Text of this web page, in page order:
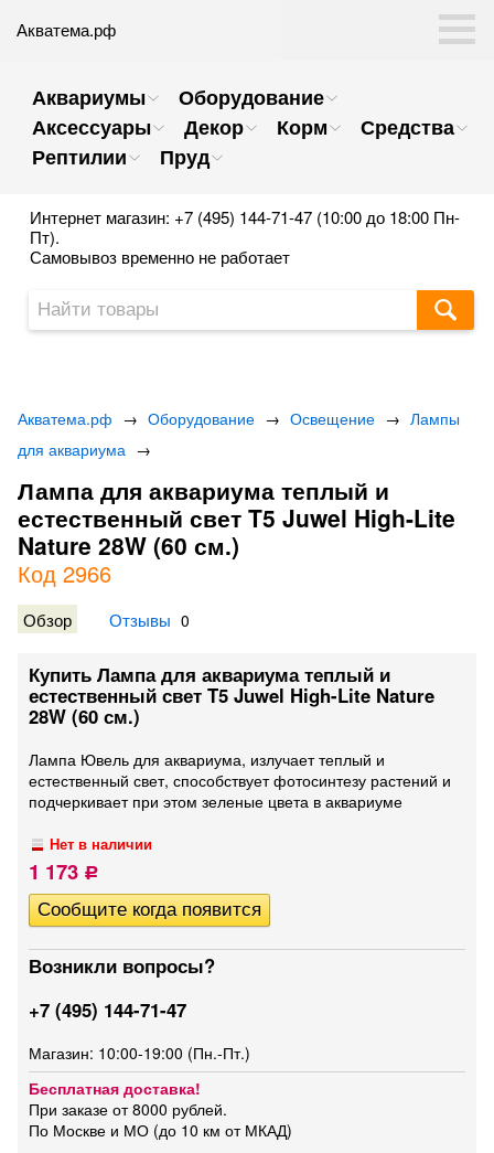
Акватема.рф
Аквариумы
Оборудование
Аксессуары
Декор Корм
Средства
Рептилии
Пруд
Интернет магазин: +7 (495) 144-71-47 (10:00 до 18:00 Пн-
Пт).
Самовывоз временно не работает
Акватема.рф → Оборудование → Освещение → Лампы
для аквариума →
Лампа для аквариума теплый и
естественный свет T5 Juwel High-Lite
Nature 28W (60 см.)
Код 2966
Обзор Отзывы 0
Купить Лампа для аквариума теплый и
естественный свет T5 Juwel High-Lite Nature
28W (60 см.)
Лампа Ювель для аквариума, излучает теплый и
естественный свет, способствует фотосинтезу растений и
подчеркивает при этом зеленые цвета в аквариуме
Нет в наличии
1 173 Р
Возникли вопросы?
+7 (495) 144-71-47
Магазин: 10:00-19:00 (Пн.-Пт.)
Бесплатная доставка!
При заказе от 8000 рублей.
По Москве и МО (до 10 км от МКАД)